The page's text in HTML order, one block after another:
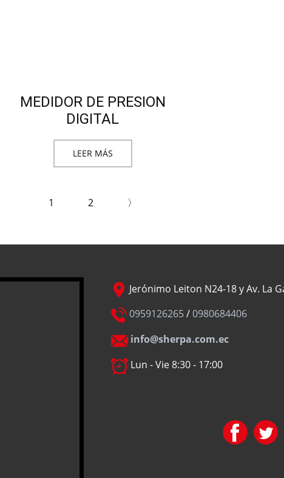
MEDIDOR DE PRESION
DIGITAL
LEER MÁS
1 2 〉
Jerónimo Leiton N24-18 y Av. La
0959126265/0980684406
info@sherpa.com.ec
Lun - Vie 8:30 - 17:00